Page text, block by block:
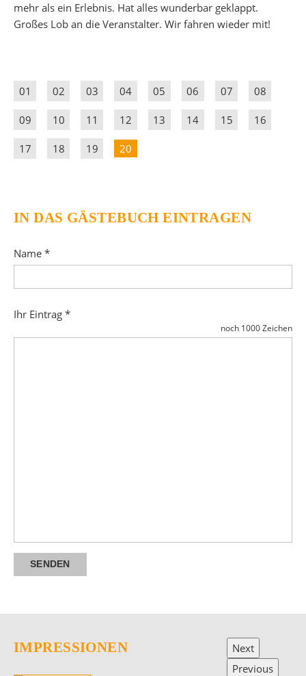
mehr als ein Erlebnis. Hat alles wunderbar geklappt.
Großes Lob an die Veranstalter. Wir fahren wieder mit!
01 02 03 04 05 06 07 08
09 10 11 12 13 14 15 16
17 18 19 20
IN DAS GÄSTEBUCH EINTRAGEN
Name *
Ihr Eintrag *
IMPRESSIONEN
Next
Previous